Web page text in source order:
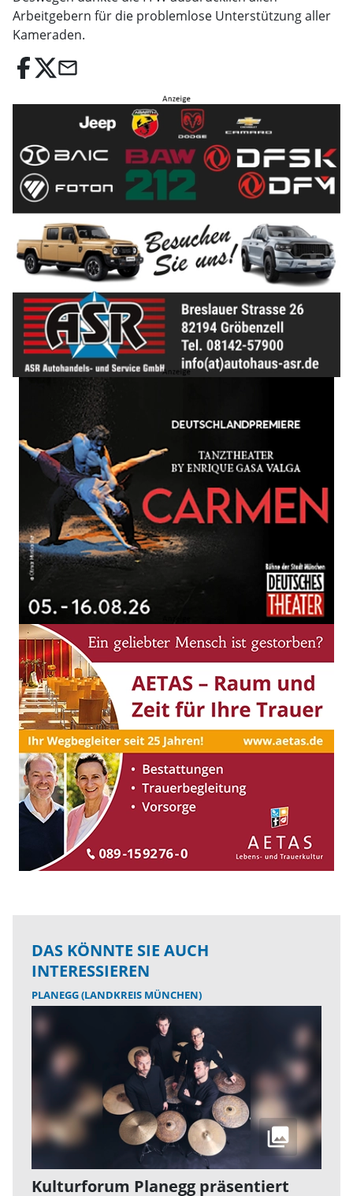
Arbeitgebern für die problemlose Unterstützung aller
Kameraden.
email
DAS KÖNNTE SIE AUCH
INTERESSIEREN
PLANEGG (LANDKREIS MÜNCHEN)
Kulturforum Planegg präsentiert